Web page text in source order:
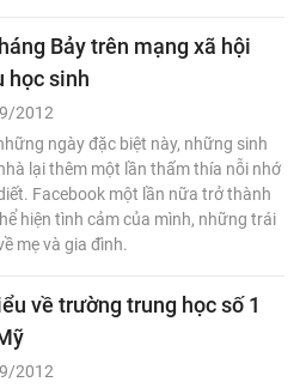
Bảy trên mạng xã hội
học sinh
2012
ngày đặc biệt này, những sinh
lại thêm một lần thấm thía nỗi nhớ
Facebook một lần nữa trở thành
hiện tình cảm của mình, những trái
mẹ và gia đình.
về trường trung học số 1
2012